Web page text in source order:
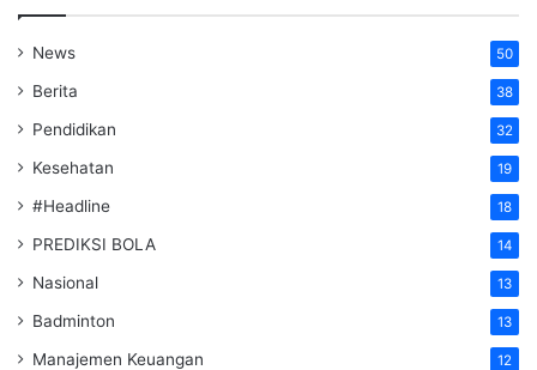
News 50
Berita 38
Pendidikan 32
Kesehatan 19
#Headline 18
PREDIKSI BOLA 14
Nasional 13
Badminton 13
Manajemen Keuangan 12